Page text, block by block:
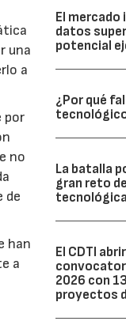
una
a
por
no
de
han
a
El mercado
datos
potencial
¿Por qué
La batalla
gran reto
tecnológica
El CDTI
2026 con
proyectos